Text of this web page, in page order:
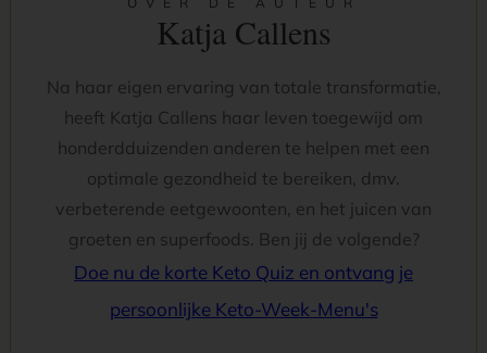
Katja Callens
Na haar eigen ervaring van totale transformatie,
heeft Katja Callens haar leven toegewijd om
honderdduizenden anderen te helpen met een
optimale gezondheid te bereiken, dmv.
verbeterende eetgewoonten, en het juicen van
groeten en superfoods. Ben jij de volgende?
Doe nu de korte Keto Quiz en ontvang je
persoonlijke Keto-Week-Menu's